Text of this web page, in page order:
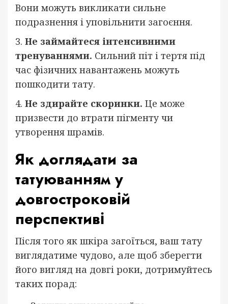
Вони можуть викликати сильне
подразнення і уповільнити загоєння.
3. Не займайтеся інтенсивними
тренуваннями. Сильний піт і тертя під
час фізичних навантажень можуть
пошкодити тату.
4. Не здирайте скоринки. Це може
призвести до втрати пігменту чи
утворення шрамів.
Як доглядати за
татуюванням у
довгостроковій
перспективі
Після того як шкіра загоїться, ваш тату
виглядатиме чудово, але щоб зберегти
його вигляд на довгі роки, дотримуйтесь
таких порад: